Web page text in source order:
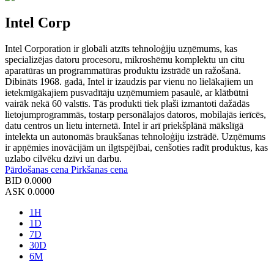
Intel Corp
Intel Corporation ir globāli atzīts tehnoloģiju uzņēmums, kas
specializējas datoru procesoru, mikroshēmu komplektu un citu
aparatūras un programmatūras produktu izstrādē un ražošanā.
Dibināts 1968. gadā, Intel ir izaudzis par vienu no lielākajiem un
ietekmīgākajiem pusvadītāju uzņēmumiem pasaulē, ar klātbūtni
vairāk nekā 60 valstīs. Tās produkti tiek plaši izmantoti dažādās
lietojumprogrammās, tostarp personālajos datoros, mobilajās ierīcēs,
datu centros un lietu internetā. Intel ir arī priekšplānā mākslīgā
intelekta un autonomās braukšanas tehnoloģiju izstrādē. Uzņēmums
ir apņēmies inovācijām un ilgtspējībai, cenšoties radīt produktus, kas
uzlabo cilvēku dzīvi un darbu.
Pārdošanas cena Pirkšanas cena
BID 0.0000
ASK 0.0000
1H
1D
7D
30D
6M